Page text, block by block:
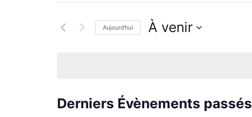
et
navigation
vues
Rechercher
Évènements
Aujourd’hui À venir
Derniers Évènements passés